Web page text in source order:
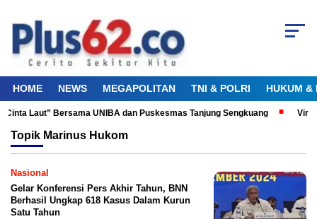
HOME NEWS MEGAPOLITAN TNI & POLRI HUKUM &
Laut” Bersama UNIBA dan Puskesmas Tanjung Sengkuang
Topik Marinus Hukom
Nasional
Gelar Konferensi Pers Akhir Tahun, BNN
Berhasil Ungkap 618 Kasus Dalam Kurun
Satu Tahun